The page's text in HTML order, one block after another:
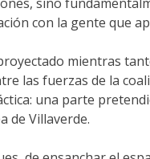
con la gente que
mientras
las fuerzas de la
una parte
de Villaverde.